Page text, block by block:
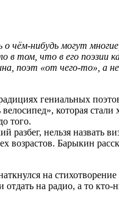
о чём-нибудь могут
в том, что в его
поэт «от чего-то»,
гениальных
которая
того.
разбег, нельзя
возрастов. Барыкин
на
на радио, а то